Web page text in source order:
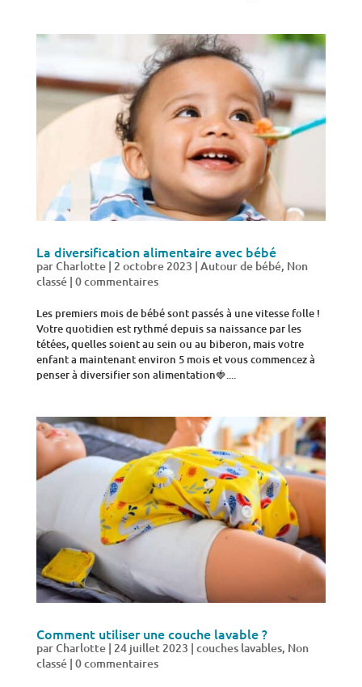
La diversification alimentaire avec bébé
parCharlotte| 2 octobre 2023 | Autour de bébé, Non
classé| 0 commentaires
Les premiers mois de bébé sont passés à une vitesse folle !
Votre quotidien est rythmé depuis sa naissance par les
tétées, quelles soient au sein ou au biberon, mais votre
enfant a maintenant environ 5 mois et vous commencez à
penser à diversifier son alimentation🍓....
Comment utiliser une couche lavable ?
parCharlotte| 24 juillet 2023 | couches lavables, Non
classé| 0 commentaires